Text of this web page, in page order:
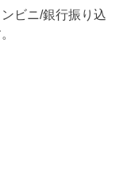
ビニ/銀行振り込